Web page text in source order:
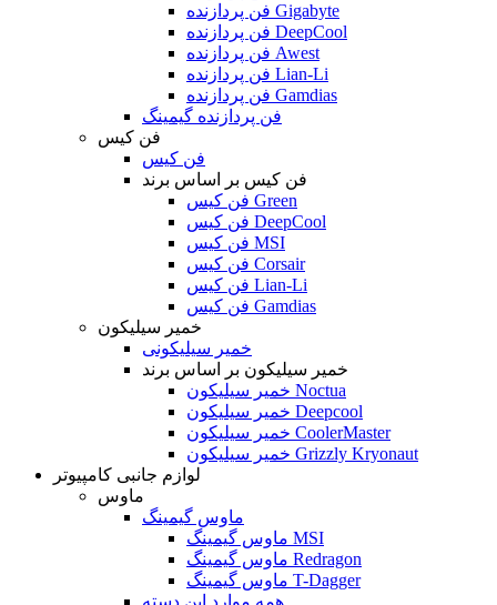
فن پردازنده Gigabyte
فن پردازنده DeepCool
فن پردازنده Awest
فن پردازنده Lian-Li
فن پردازنده Gamdias
فن پردازنده گیمینگ
فن کیس
فن کیس
فن کیس بر اساس برند
فن کیس Green
فن کیس DeepCool
فن کیس MSI
فن کیس Corsair
فن کیس Lian-Li
فن کیس Gamdias
خمیر سیلیکون
خمیر سیلیکونی
خمیر سیلیکون بر اساس برند
خمیر سیلیکون Noctua
خمیر سیلیکون Deepcool
خمیر سیلیکون CoolerMaster
خمیر سیلیکون Grizzly Kryonaut
لوازم جانبی کامپیوتر
ماوس
ماوس گیمینگ
ماوس گیمینگ MSI
ماوس گیمینگ Redragon
ماوس گیمینگ T-Dagger
همه موارد این دسته